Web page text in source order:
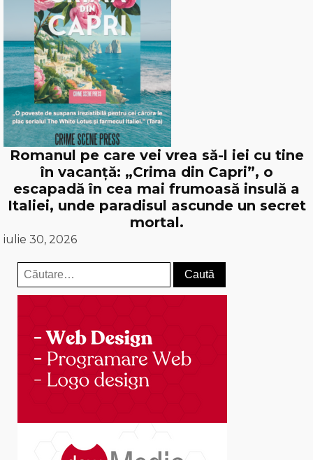
Romanul pe care vei vrea să-l iei cu tine
în vacanță: „Crima din Capri”, o
escapadă în cea mai frumoasă insulă a
Italiei, unde paradisul ascunde un secret
mortal.
iulie 30, 2026
Caută
după: